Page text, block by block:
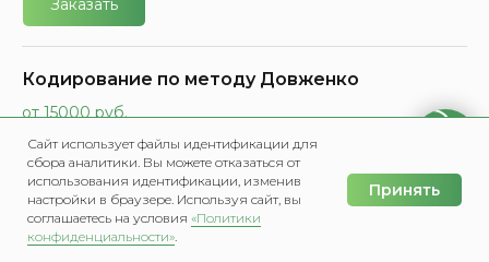
Главная Меню
Заказать
Кодирование по методу Довженко
от 15000 руб.
Заказать
Психологическое кодирование от
алкоголизма
Сайт использует файлы идентификации для
сбора аналитики. Вы можете отказаться от
использования идентификации, изменив
настройки в браузере. Используя сайт, вы
соглашаетесь на условия «Политики
конфиденциальности».
Принять